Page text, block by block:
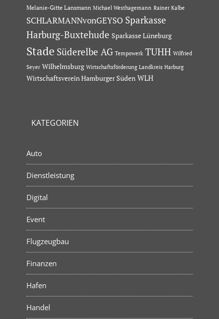
Melanie-Gitte Lansmann Michael Westhagemann Rainer Kalbe
SCHLARMANNvonGEYSO Sparkasse
Harburg-Buxtehude Sparkasse Lüneburg
Stade Süderelbe AG Tempowerk TUHH Wilfried
Seyer Wilhelmsburg Wirtschaftsförderung Landkreis Harburg
Wirtschaftsverein Hamburger Süden WLH
KATEGORIEN
Auto
Dienstleistung
Digital
Event
Flugzeugbau
Finanzen
Hafen
Handel